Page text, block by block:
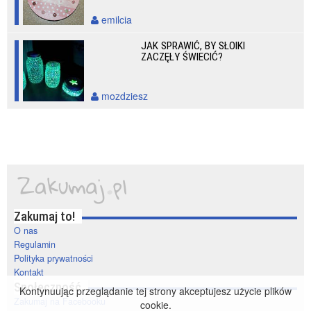
emilcia
JAK SPRAWIĆ, BY SŁOIKI
ZACZĘŁY ŚWIECIĆ?
mozdziesz
Zakumaj to!
O nas
Regulamin
Polityka prywatności
Kontakt
Społeczność
Zakumaj na Facebooku
Kontynuując przeglądanie tej strony akceptujesz użycie plików
cookie.